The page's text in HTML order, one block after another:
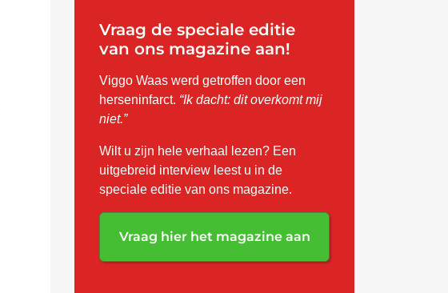
Vraag de speciale editie
van ons magazine aan!
Viggo Waas werd getroffen door een
herseninfarct. “Ik dacht: dit overkomt mij
niet.”
Wilt u zijn hele verhaal lezen? Een
uitgebreid interview leest u in de
speciale editie van ons magazine.
Vraag hier het magazine aan